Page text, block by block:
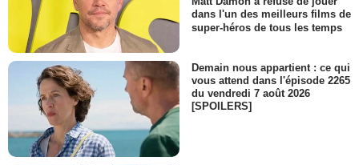
dans l'un des meilleurs films de
super-héros de tous les temps
Demain nous appartient : ce qui
vous attend dans l'épisode 2265
du vendredi 7 août 2026
[SPOILERS]